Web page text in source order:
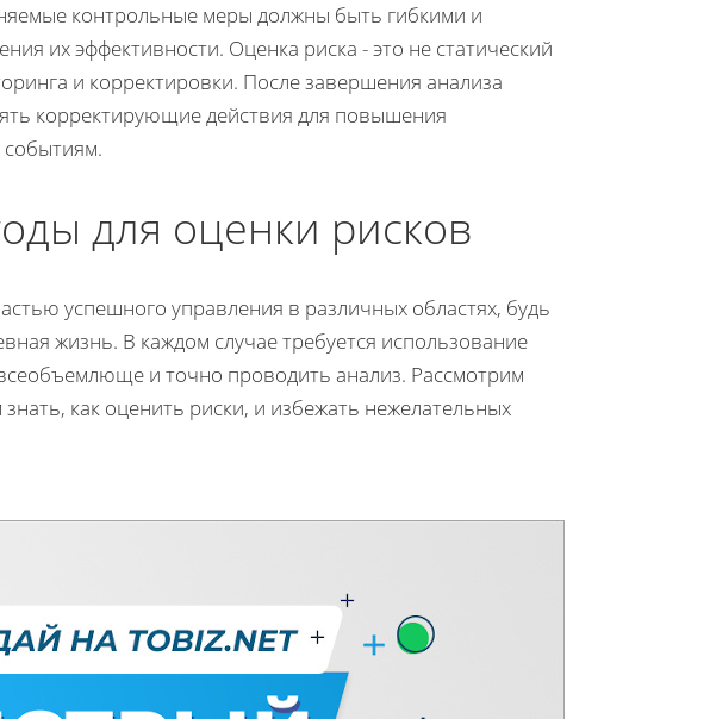
контрольные меры должны быть гибкими и
их эффективности. Оценка риска - это не статический
и корректировки. После завершения анализа
корректирующие действия для повышения
событиям.
для оценки рисков
успешного управления в различных областях, будь
жизнь. В каждом случае требуется использование
и точно проводить анализ. Рассмотрим
как оценить риски, и избежать нежелательных